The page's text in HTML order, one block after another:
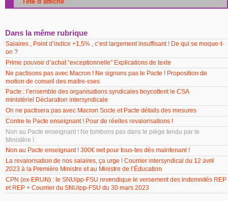
Dans la même rubrique
Salaires , Point d’indice +1,5% , c’est largement insuffisant ! De qui se moque-t-
on ?
Prime pouvoir d’achat “exceptionnelle” Explications de texte
Ne pactisons pas avec Macron ! Ne signons pas le Pacte ! Proposition de
motion de conseil des maitre-sses
Pacte : l’ensemble des organisations syndicales boycottent le CSA
ministériel Déclaration intersyndicale
On ne pactisera pas avec Macron Socle et Pacte détails des mesures
Contre le Pacte enseignant ! Pour de réelles revalorisations !
Non au Pacte enseignant ! Ne tombons pas dans le piège tendu par le
Ministère !
Non au Pacte enseignant ! 300€ net pour tous-tes dès maintenant !
La revalorisation de nos salaires, ça urge ! Courrier intersyndical du 12 avril
2023 à la Première Ministre et au Ministre de l’Éducation
CPN (ex-ERUN) : le SNUipp-FSU revendique le versement des indemnités REP
et REP + Courrier du SNUipp-FSU du 30 mars 2023